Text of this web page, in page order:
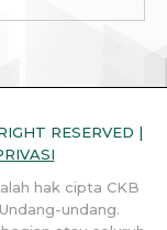
RESERVED |
hak cipta CKB
undang.